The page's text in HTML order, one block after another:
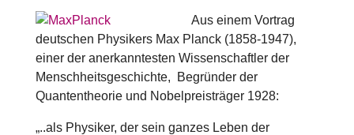
Aus einem Vortrag
deutschen Physikers Max Planck (1858-1947),
einer der anerkanntesten Wissenschaftler der
Menschheitsgeschichte, Begründer der
Quantentheorie und Nobelpreisträger 1928:
„..als Physiker, der sein ganzes Leben der